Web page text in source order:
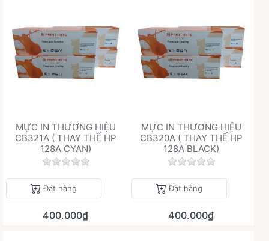
MỰC IN THƯƠNG HIỆU
CB321A ( THAY THẾ HP
128A CYAN)
Chưa có đánh giá nào cho sản phẩm này.
Đặt hàng
400.000₫
MỰC IN THƯƠNG HIỆU
CB320A ( THAY THẾ HP
128A BLACK)
Chưa có đánh giá
Đặt hàng
400.000₫